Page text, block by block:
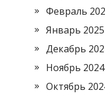
Февраль
Январь 2025
Декабрь
Ноябрь 2024
Октябрь